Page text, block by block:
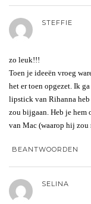
STEFFIE
zo leuk!!!
Toen je ideeën vroeg
het er toen opgezet. Ik
lipstick van Rihanna heb
zou bijgaan. Heb je hem
van Mac (waarop hij
BEANTWOORDEN
SELINA